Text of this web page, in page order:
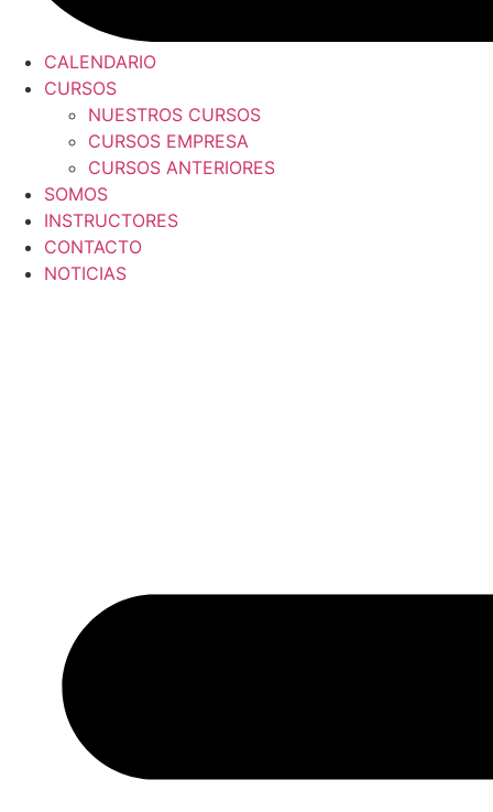
CALENDARIO
CURSOS
NUESTROS CURSOS
CURSOS EMPRESA
CURSOS ANTERIORES
SOMOS
INSTRUCTORES
CONTACTO
NOTICIAS